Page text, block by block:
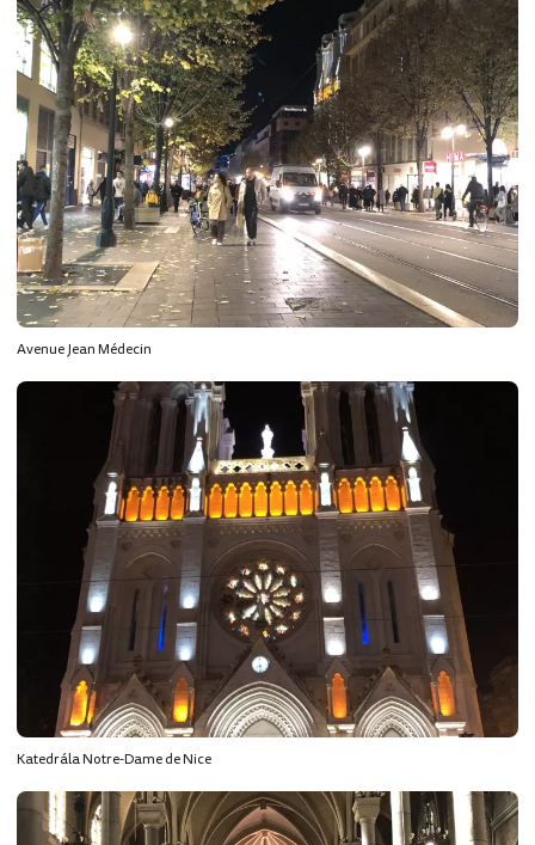
Avenue Jean Médecin
Katedrála Notre-Dame de Nice